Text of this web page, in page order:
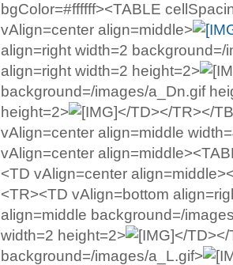
bgColor=#ffffff><TABLE
vAlign=center align=middle>
align=right width=2 background=/
align=right width=2 height=2>
background=/images/a_Dn.gif
height=2>
</TD></TR></
vAlign=center align=middle
vAlign=center
<TD vAlign=center
<TR><TD vAlign=bottom
align=middle background=/
width=2 height=2>
</
background=/images/a_L.gif>